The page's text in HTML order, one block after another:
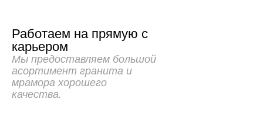
Работаем на прямую с
карьером
Мы предоставляем большой
асортимент гранита и
мрамора хорошего
качества.